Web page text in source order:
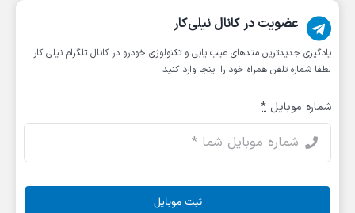
عضویت در کانال نیلی‌کار
یادگیری جدیدترین متد‌های عیب یابی‌ و تکنولوژی خودرو در کانال تلگرام نیلی کار
لطفا شماره تلفن همراه خود را اینجا وارد کنید
شماره موبایل *
ثبت موبایل